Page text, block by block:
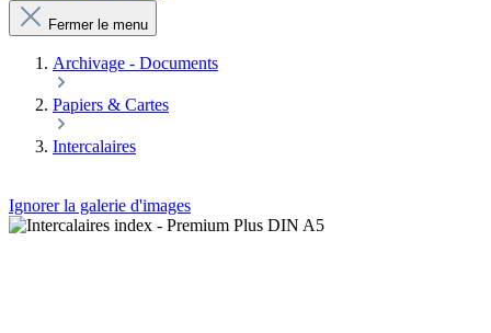
Fermer le menu
Archivage - Documents
Papiers & Cartes
Intercalaires
Ignorer la galerie d'images